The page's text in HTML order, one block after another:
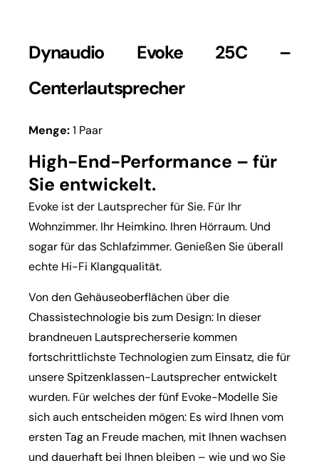
Dynaudio Evoke 25C –
Centerlautsprecher
Menge:1 Paar
High-End-Performance – für
Sie entwickelt.
Evoke ist der Lautsprecher für Sie. Für Ihr
Wohnzimmer. Ihr Heimkino. Ihren Hörraum. Und
sogar für das Schlafzimmer. Genießen Sie überall
echte Hi-Fi Klangqualität.
Von den Gehäuseoberflächen über die
Chassistechnologie bis zum Design: In dieser
brandneuen Lautsprecherserie kommen
fortschrittlichste Technologien zum Einsatz, die für
unsere Spitzenklassen-Lautsprecher entwickelt
wurden. Für welches der fünf Evoke-Modelle Sie
sich auch entscheiden mögen: Es wird Ihnen vom
ersten Tag an Freude machen, mit Ihnen wachsen
und dauerhaft bei Ihnen bleiben – wie und wo Sie